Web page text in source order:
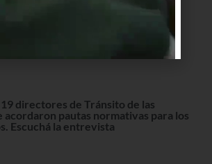
directores de Tránsito de las
acordaron pautas normativas para los
Escuchá la entrevista